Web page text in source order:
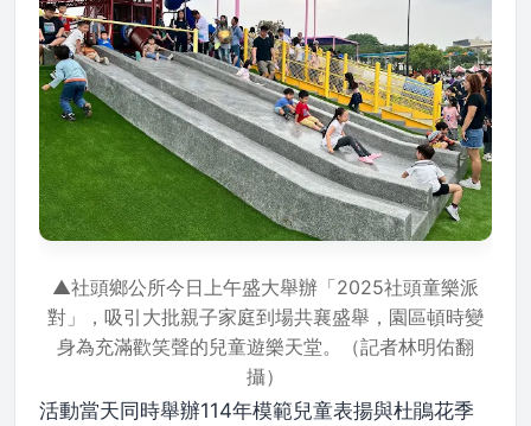
▲社頭鄉公所今日上午盛大舉辦「2025社頭童樂派
對」，吸引大批親子家庭到場共襄盛舉，園區頓時變
身為充滿歡笑聲的兒童遊樂天堂。（記者林明佑翻
攝）
活動當天同時舉辦114年模範兒童表揚與杜鵑花季